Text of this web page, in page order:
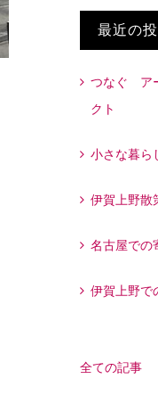
最近の
つなぐ ア
クト
小さな暮ら
伊賀上野散
名古屋での
伊賀上野で
全ての記事